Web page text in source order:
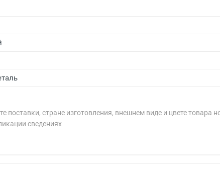
поставки, стране изготовления, внешнем виде и цвете товара
сведениях